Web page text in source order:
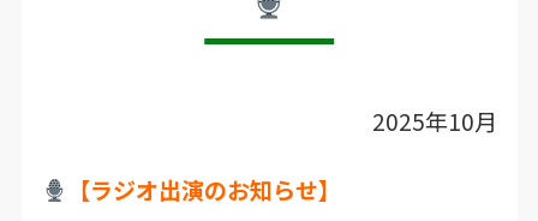
2025年10月
【ラジオ出演のお知らせ】